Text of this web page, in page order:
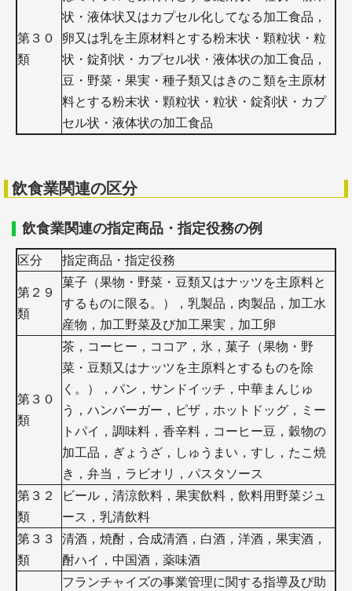
第３０
類
状・液体状又はカプセル化してなる加工食品，
卵又は乳を主原材料とする粉末状・顆粒状・粒
状・錠剤状・カプセル状・液体状の加工食品，
豆・野菜・果実・種子類又はきのこ類を主原材
料とする粉末状・顆粒状・粒状・錠剤状・カプ
セル状・液体状の加工食品
飲食業関連の区分
飲食業関連の指定商品・指定役務の例
区分 指定商品・指定役務
第２９
類
菓子（果物・野菜・豆類又はナッツを主原料と
するものに限る。），乳製品，肉製品，加工水
産物，加工野菜及び加工果実，加工卵
第３０
類
茶，コーヒー，ココア，氷，菓子（果物・野
菜・豆類又はナッツを主原料とするものを除
く。），パン，サンドイッチ，中華まんじゅ
う，ハンバーガー，ピザ，ホットドッグ，ミー
トパイ，調味料，香辛料，コーヒー豆，穀物の
加工品，ぎょうざ，しゅうまい，すし，たこ焼
き，弁当，ラビオリ，パスタソース
第３２
類
ビール，清涼飲料，果実飲料，飲料用野菜ジュ
ース，乳清飲料
第３３
類
清酒，焼酎，合成清酒，白酒，洋酒，果実酒，
酎ハイ，中国酒，薬味酒
フランチャイズの事業管理に関する指導及び助